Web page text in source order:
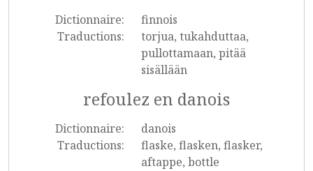
Dictionnaire:
finnois
Traductions:
torjua, tukahduttaa,
pullottamaan, pitää
sisällään
refoulez en danois
Dictionnaire:
danois
Traductions:
flaske, flasken, flasker,
aftappe, bottle